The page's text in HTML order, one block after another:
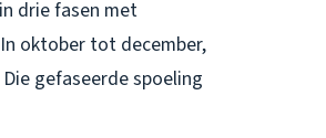
drie fasen met
oktober tot december,
gefaseerde spoeling